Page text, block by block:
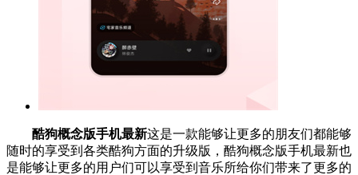
酷狗概念版手机最新这是一款能够让更多的朋友们都能够
随时的享受到各类酷狗方面的升级版，酷狗概念版手机最新也
是能够让更多的用户们可以享受到音乐所给你们带来了更多的